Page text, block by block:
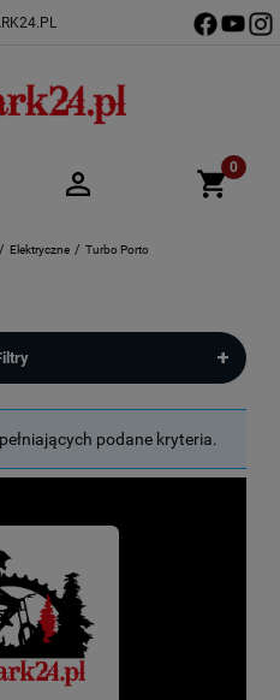
Elektryczne Turbo Porto
+
podane kryteria.